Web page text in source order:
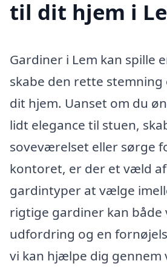
til dit hjem i
Gardiner i Lem kan spille
skabe den rette
dit hjem. Uanset om du
lidt elegance til stuen,
soveværelset eller sørge
kontoret, er der et væld
gardintyper at vælge
rigtige gardiner kan
udfordring og en
vi kan hjælpe dig gennem